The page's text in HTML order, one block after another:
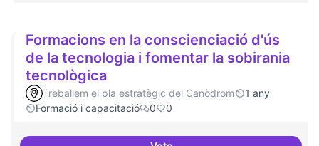
Formacions en la conscienciació d'ús
de la tecnologia i fomentar la sobirania
tecnològica
Treballem el pla estratègic del Canòdrom
1 any
Formació i capacitació
0 0